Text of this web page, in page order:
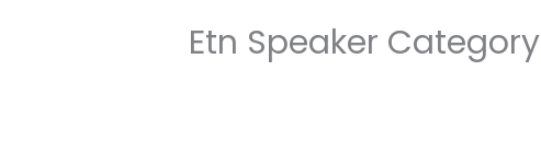
Etn Speaker Category